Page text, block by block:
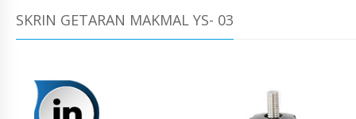
SKRIN GETARAN MAKMAL YS- 03